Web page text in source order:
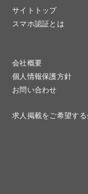
サイトトップ
スマホ認証とは
会社概要
個人情報保護方針
お問い合わせ
求人掲載をご希望する